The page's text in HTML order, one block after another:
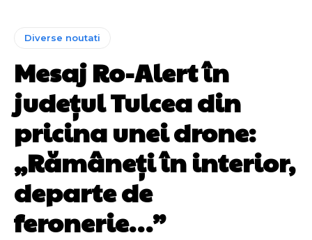
Diverse noutati
Mesaj Ro-Alert în
județul Tulcea din
pricina unei drone:
„Rămâneți în interior,
departe de
feronerie…”